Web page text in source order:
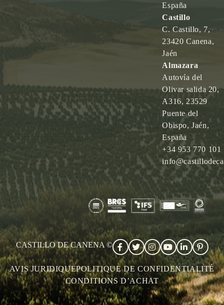
España
Castillo
C. Castillo, 7,
23420 Canena,
Jaén
Almazara
Autovía del
Olivar salida 20,
A316, 23529
Puente del
Obispo, Jaén,
España
+34 953 770 101
CASTILLO DE CANENA ©
AVIS JURIDIQUEPOLITIQUE DE CONFIDENTIALITÉ
CONDITIONS D’ACHAT